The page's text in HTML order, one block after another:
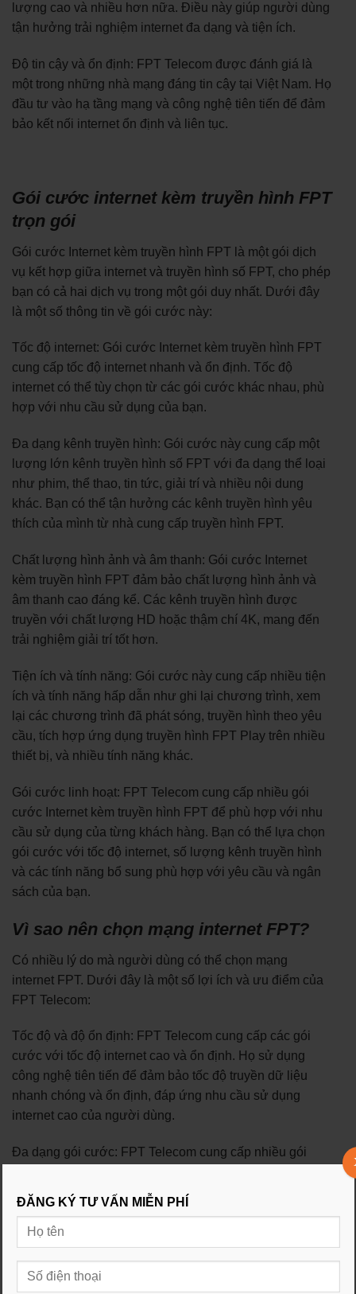
lượng cao và nhiều hơn nữa. Điều này giúp người dùng
tận hưởng trải nghiệm internet đa dạng và tiện ích.
Độ tin cậy và ổn định: FPT Telecom được đánh giá là
một trong những nhà mạng đáng tin cậy tại Việt Nam. Họ
đầu tư vào hạ tầng mạng và công nghệ tiên tiến để đảm
bảo kết nối internet ổn định và liên tục.
Gói cước internet kèm truyền hình FPT
trọn gói
Gói cước Internet kèm truyền hình FPT là một gói dịch
vụ kết hợp giữa internet và truyền hình số FPT, cho phép
bạn có cả hai dịch vụ trong một gói duy nhất. Dưới đây
là một số thông tin về gói cước này:
Tốc độ internet: Gói cước Internet kèm truyền hình FPT
cung cấp tốc độ internet nhanh và ổn định. Tốc độ
internet có thể tùy chọn từ các gói cước khác nhau, phù
hợp với nhu cầu sử dụng của bạn.
Đa dạng kênh truyền hình: Gói cước này cung cấp một
lượng lớn kênh truyền hình số FPT với đa dạng thể loại
như phim, thể thao, tin tức, giải trí và nhiều nội dung
khác. Bạn có thể tận hưởng các kênh truyền hình yêu
thích của mình từ nhà cung cấp truyền hình FPT.
Chất lượng hình ảnh và âm thanh: Gói cước Internet
kèm truyền hình FPT đảm bảo chất lượng hình ảnh và
âm thanh cao đáng kể. Các kênh truyền hình được
truyền với chất lượng HD hoặc thậm chí 4K, mang đến
trải nghiệm giải trí tốt hơn.
Tiện ích và tính năng: Gói cước này cung cấp nhiều tiện
ích và tính năng hấp dẫn như ghi lại chương trình, xem
lại các chương trình đã phát sóng, truyền hình theo yêu
cầu, tích hợp ứng dụng truyền hình FPT Play trên nhiều
thiết bị, và nhiều tính năng khác.
Gói cước linh hoạt: FPT Telecom cung cấp nhiều gói
cước Internet kèm truyền hình FPT để phù hợp với nhu
cầu sử dụng của từng khách hàng. Bạn có thể lựa chọn
gói cước với tốc độ internet, số lượng kênh truyền hình
và các tính năng bổ sung phù hợp với yêu cầu và ngân
sách của bạn.
Vì sao nên chọn mạng internet FPT?
Có nhiều lý do mà người dùng có thể chọn mạng
internet FPT. Dưới đây là một số lợi ích và ưu điểm của
FPT Telecom:
Tốc độ và độ ổn định: FPT Telecom cung cấp các gói
cước với tốc độ internet cao và ổn định. Họ sử dụng
công nghệ tiên tiến để đảm bảo tốc độ truyền dữ liệu
nhanh chóng và ổn định, đáp ứng nhu cầu sử dụng
internet cao của người dùng.
Đa dạng gói cước: FPT Telecom cung cấp nhiều gói
từng khách hàng. Bạn có thể lựa chọn gói cước với tốc
đến gói cước doanh nghiệp.
Dịch vụ đi kèm: Ngoài dịch vụ internet, FPT Telecom
ĐĂNG KÝ TƯ VẤN MIỄN PHÍ